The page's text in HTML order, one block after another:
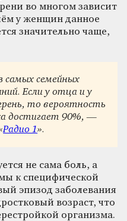
во многом зависит
у женщин данное
значительно чаще,
самых семейных
Если у отца и у
то вероятность
достигает 90%, —
Радио 1».
не сама боль, а
к специфической
эпизод заболевания
возраст, что
организма.